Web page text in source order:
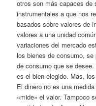
otros son más capaces de
instrumentales a que nos
basados sobre valores de
valores a una unidad
variaciones del mercado
los bienes de consumo, se
de consumo que se
es el bien elegido. Mas,
El dinero no es una
«mide» el valor. Tampoco